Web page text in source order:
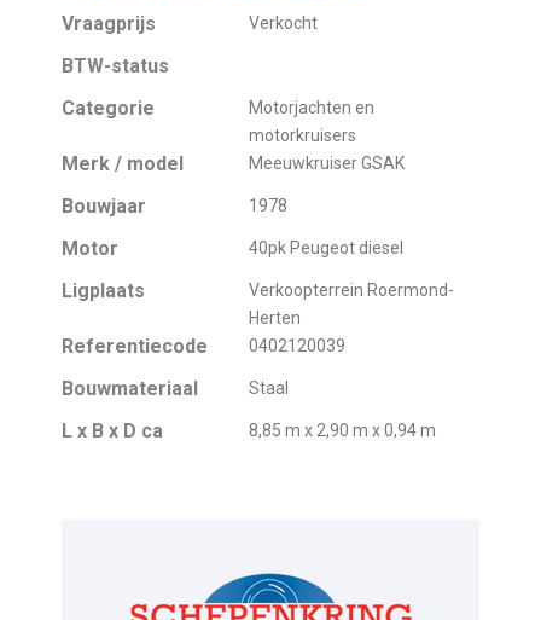
Vraagprijs Verkocht
BTW-status
Categorie
Motorjachten en
motorkruisers
Merk / model Meeuwkruiser GSAK
Bouwjaar 1978
Motor 40pk Peugeot diesel
Ligplaats
Verkoopterrein Roermond-
Herten
Referentiecode 0402120039
Bouwmateriaal Staal
L x B x D ca 8,85 m x 2,90 m x 0,94 m